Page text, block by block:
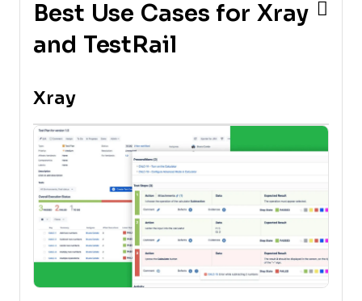
Best Use Cases for Xray
and TestRail
Xray